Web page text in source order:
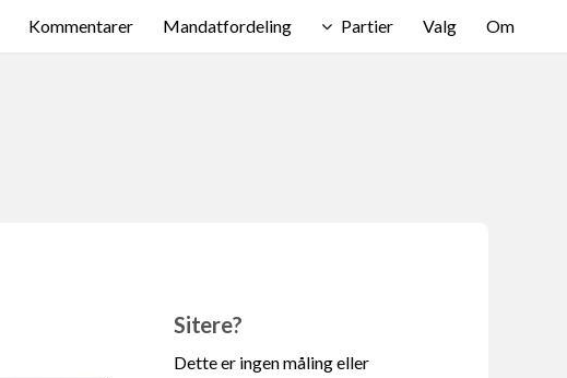
Kommentarer Mandatfordeling Partier Valg Om
Sitere?
Dette er ingen måling eller